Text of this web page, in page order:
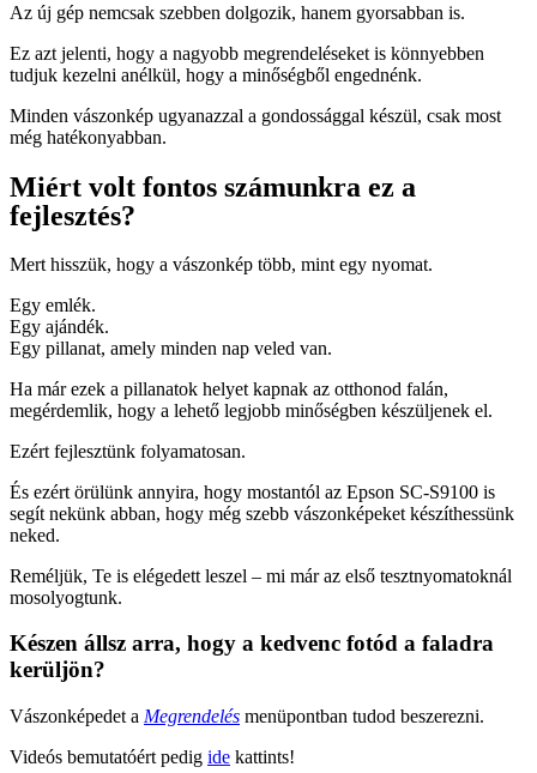
Az új gép nemcsak szebben dolgozik, hanem gyorsabban is.
Ez azt jelenti, hogy a nagyobb megrendeléseket is könnyebben
tudjuk kezelni anélkül, hogy a minőségből engednénk.
Minden vászonkép ugyanazzal a gondossággal készül, csak most
még hatékonyabban.
Miért volt fontos számunkra ez a
fejlesztés?
Mert hisszük, hogy a vászonkép több, mint egy nyomat.
Egy emlék.
Egy ajándék.
Egy pillanat, amely minden nap veled van.
Ha már ezek a pillanatok helyet kapnak az otthonod falán,
megérdemlik, hogy a lehető legjobb minőségben készüljenek el.
Ezért fejlesztünk folyamatosan.
És ezért örülünk annyira, hogy mostantól az Epson SC-S9100 is
segít nekünk abban, hogy még szebb vászonképeket készíthessünk
neked.
Reméljük, Te is elégedett leszel – mi már az első tesztnyomatoknál
mosolyogtunk.
Készen állsz arra, hogy a kedvenc fotód a faladra
kerüljön?
Vászonképedet a Megrendelés menüpontban tudod beszerezni.
Videós bemutatóért pedig ide kattints!